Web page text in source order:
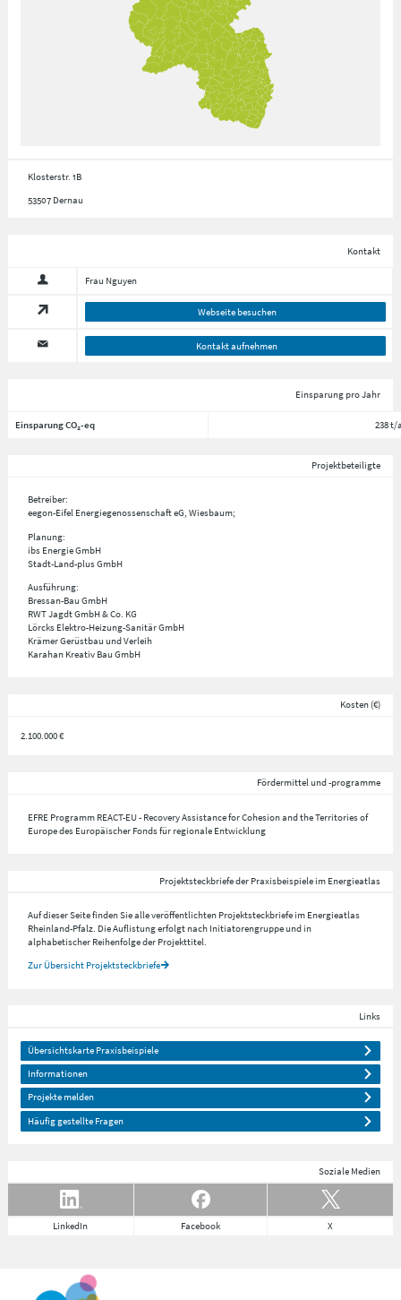
Klosterstr. 1B
53507 Dernau
Kontakt
Frau Nguyen
Webseite besuchen
Kontakt aufnehmen
Einsparung pro Jahr
Einsparung CO₂-eq 238 t/
Projektbeteiligte
Betreiber:
eegon-Eifel Energiegenossenschaft eG, Wiesbaum;
Planung:
ibs Energie GmbH
Stadt-Land-plus GmbH
Ausführung:
Bressan-Bau GmbH
RWT Jagdt GmbH & Co. KG
Lörcks Elektro-Heizung-Sanitär GmbH
Krämer Gerüstbau und Verleih
Karahan Kreativ Bau GmbH
Kosten (€)
2.100.000 €
Fördermittel und -programme
EFRE Programm REACT-EU - Recovery Assistance for Cohesion and the Territories of
Europe des Europäischer Fonds für regionale Entwicklung
Projektsteckbriefe der Praxisbeispiele im Energieatlas
Auf dieser Seite finden Sie alle veröffentlichten Projektsteckbriefe im Energieatlas
Rheinland-Pfalz. Die Auflistung erfolgt nach Initiatorengruppe und in
alphabetischer Reihenfolge der Projekttitel.
Zur Übersicht Projektsteckbriefe
Links
Übersichtskarte Praxisbeispiele
Informationen
Projekte melden
Häufig gestellte Fragen
Soziale Medien
LinkedIn Facebook X